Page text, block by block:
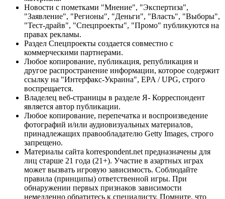
Новости с пометками "Мнение", "Экспертиза",
"Заявление", "Регионы", "Деньги", "Власть", "Выборы",
"Тест-драйв", "Спецпроекты", "Промо" публикуются на
правах рекламы.
Раздел Спецпроекты создается совместно с
коммерческими партнерами.
Любое копирование, публикация, републикация и
другое распространение информации, которое содержит
ссылку на "Интерфакс-Украина", EPA / UPG, строго
воспрещается.
Владелец веб-страницы в разделе Я- Корреспондент
является автор публикации.
Любое копирование, перепечатка и воспроизведение
фотографий и/или аудиовизуальных материалов,
принадлежащих правообладателю Getty Images, строго
запрещено.
Материалы сайта korrespondent.net предназначены для
лиц старше 21 года (21+). Участие в азартных играх
может вызвать игровую зависимость. Соблюдайте
правила (принципы) ответственной игры. При
обнаружении первых признаков зависимости
немедленно обратитесь к специалисту. Помните, что